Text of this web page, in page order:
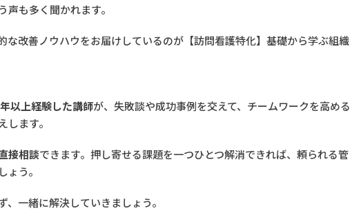
も多く聞かれます。
な改善ノウハウをお届けしているのが 【訪問看護特化】基礎から学ぶ組織
以上経験した講師が、失敗談や成功事例を交えて、チームワークを高める
します。
接相談できます。押し寄せる課題を一つひとつ解消できれば、頼られる管
う。
一緒に解決していきましょう。